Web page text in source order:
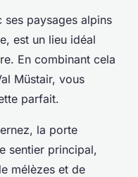
ses paysages alpins
est un lieu idéal
En combinant cela
Müstair, vous
parfait.
la porte
sentier principal,
mélèzes et de